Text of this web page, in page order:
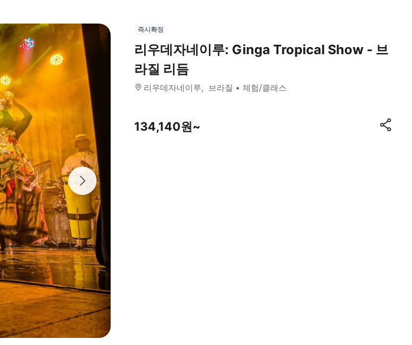
즉시확정
리우데자네이루: Ginga Tropical Show - 브
라질 리듬
리우데자네이루 브라질 체험/클래스
134,140원~